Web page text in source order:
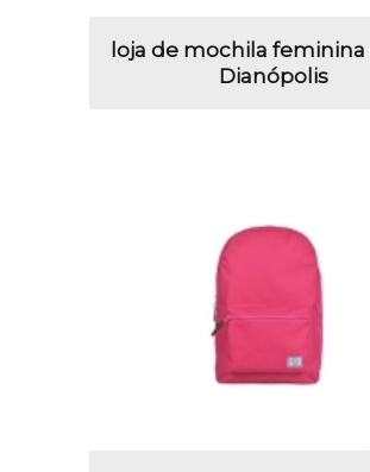
loja de mochila feminina
Dianópolis